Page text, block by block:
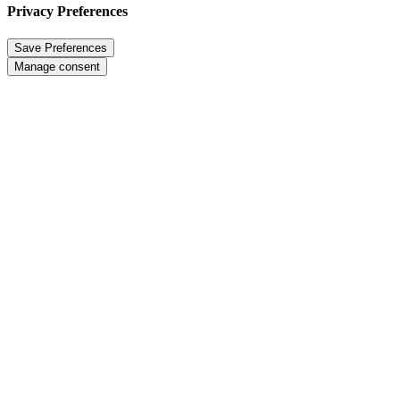
Privacy Preferences
Manage consent